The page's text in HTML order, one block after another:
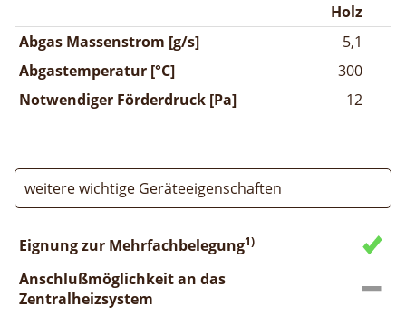
Holz
Abgas Massenstrom [g/s]
5,1
Abgastemperatur [°C]
300
Notwendiger Förderdruck [Pa]
12
weitere wichtige Geräteeigenschaften
Eignung zur Mehrfachbelegung1)
Anschlußmöglichkeit an das
Zentralheizsystem